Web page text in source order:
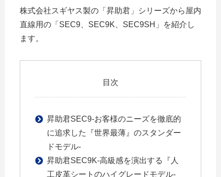
株式会社スギヤス製の「昇助君」シリーズから屋内
直線用の「SEC9、SEC9K、SEC9SH」を紹介し
ます。
目次
昇助君SEC9-お客様のニーズを徹底的
に追求した『世界最薄』のスタンダー
ドモデル-
昇助君SEC9K-高級感を演出する『人
工皮革シートのハイグレードモデル-